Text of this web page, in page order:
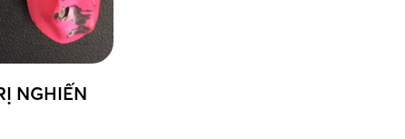
NGHIẾN